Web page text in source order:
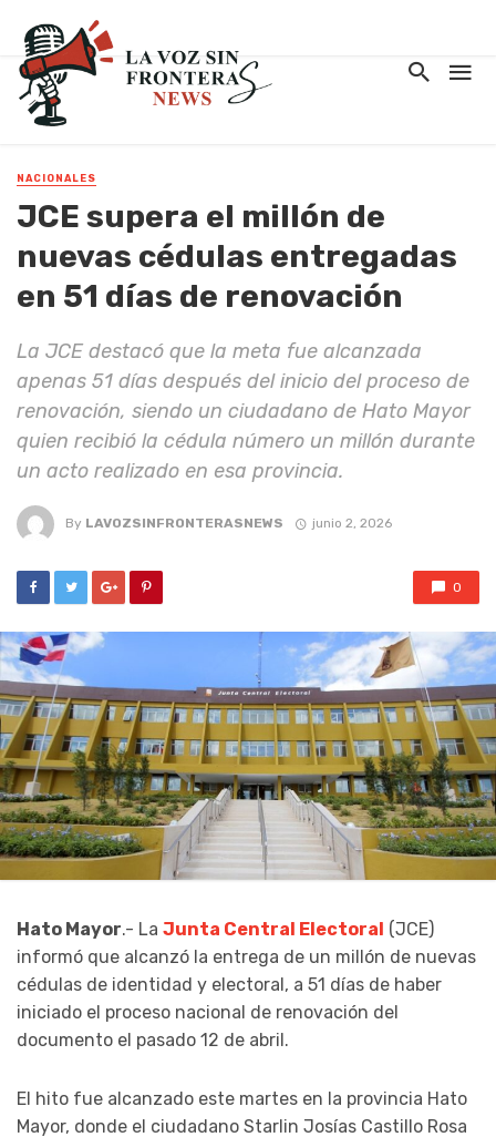
NACIONALES
JCE supera el millón de
nuevas cédulas entregadas
en 51 días de renovación
La JCE destacó que la meta fue alcanzada
apenas 51 días después del inicio del proceso de
renovación, siendo un ciudadano de Hato Mayor
quien recibió la cédula número un millón durante
un acto realizado en esa provincia.
By LAVOZSINFRONTERASNEWS junio 2, 2026
0
Hato Mayor.- La Junta Central Electoral (JCE)
informó que alcanzó la entrega de un millón de nuevas
cédulas de identidad y electoral, a 51 días de haber
iniciado el proceso nacional de renovación del
documento el pasado 12 de abril.
El hito fue alcanzado este martes en la provincia Hato
Mayor, donde el ciudadano Starlin Josías Castillo Rosa